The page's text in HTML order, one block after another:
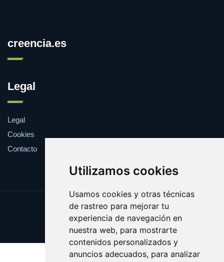
Utilizamos cookies
Usamos cookies y otras técnicas
de rastreo para mejorar tu
experiencia de navegación en
nuestra web, para mostrarte
contenidos personalizados y
anuncios adecuados, para analizar
creencia.es
Legal
Legal
Cookies
Contacto
Update cookies preferences
Copyright © 2025 creencia.es